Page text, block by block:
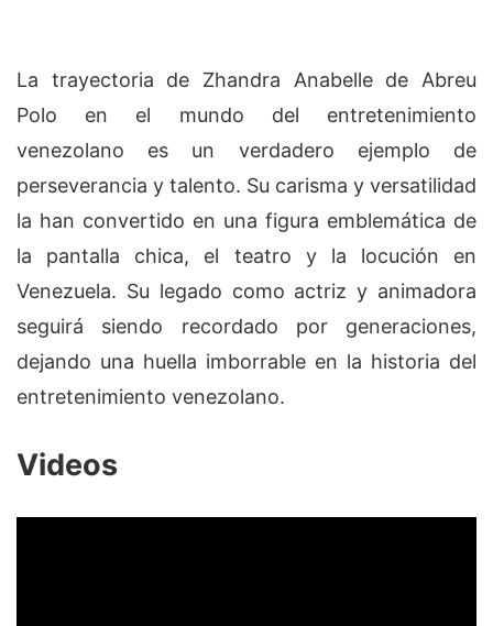
La trayectoria de Zhandra Anabelle de Abreu
Polo en el mundo del entretenimiento
venezolano es un verdadero ejemplo de
perseverancia y talento. Su carisma y versatilidad
la han convertido en una figura emblemática de
la pantalla chica, el teatro y la locución en
Venezuela. Su legado como actriz y animadora
seguirá siendo recordado por generaciones,
dejando una huella imborrable en la historia del
entretenimiento venezolano.
Videos